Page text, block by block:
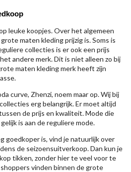
leuke koopjes. Over het algemeen
maten kleding prijzig is. Soms is
collecties is er ook een prijs
andere merk. Dit is niet alleen zo bij
maten kleding merk heeft zijn
curve, Zhenzi, noem maar op. Wij bij
erg belangrijk. Er moet altijd
de prijs en kwaliteit. Mode die
is aan de reguliere mode.
goedkoper is, vind je natuurlijk over
de seizoensuitverkoop. Dan kun je
tikken, zonder hier te veel voor te
vinden binnen de grote